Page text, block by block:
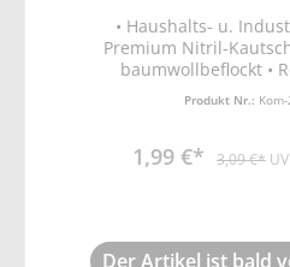
• Haushalts- u.
Premium Nitril-
baumwollbeflockt •
Handinnenfläche •
Schutz vor
EN374-2 Schutz vor
Produkt Nr.:
1,99 €* 3,09 €*
Der Artikel ist bald